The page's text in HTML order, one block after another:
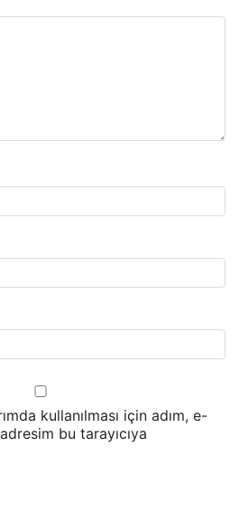
kullanılması için adım, e-
bu tarayıcıya